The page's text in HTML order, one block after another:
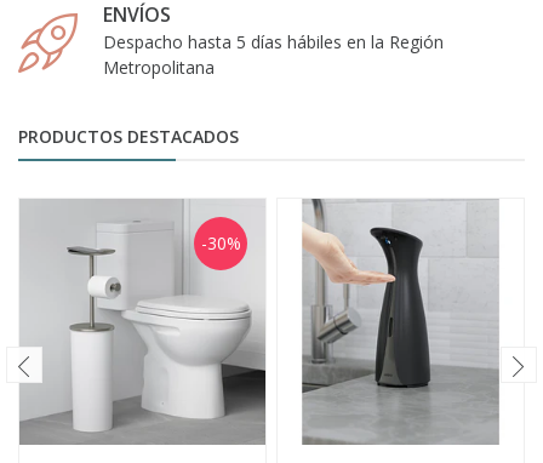
ENVÍOS
Despacho hasta 5 días hábiles en la Región
Metropolitana
PRODUCTOS DESTACADOS
-30%